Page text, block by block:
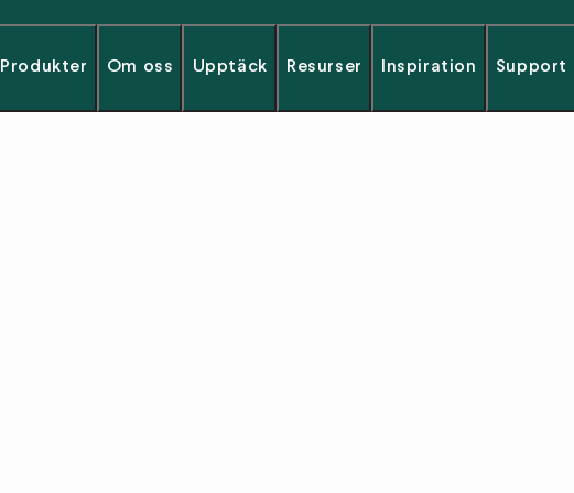
Produkter Om oss Upptäck Resurser Inspiration Support